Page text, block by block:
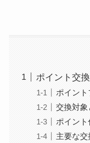
ポイント交
ポイン
交換対
ポイン
主要な交